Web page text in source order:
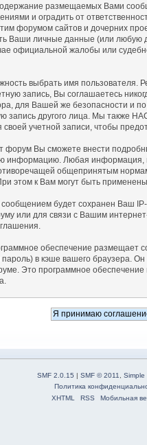
размещаемых Вами
и оградить от
форумом сайтов и дочерних
Ваши личные данные (или
официальной жалобы или
выбрать имя пользователя.
запись, Вы соглашаетесь
для Вашей же безопасности и
запись другого лица. Мы также
учетной записи, чтобы
форум Вы сможете внести
информацию. Любая информация,
общепринятым
этом к Вам могут быть
будет сохранен Ваш
или для связи с Вашим
обеспечение размещает
в кэше вашего браузера.
Это программное обеспечение
SMF 2.0.15 | SMF © 2011
Simple
Политика
XHTML
RSS Мобильная